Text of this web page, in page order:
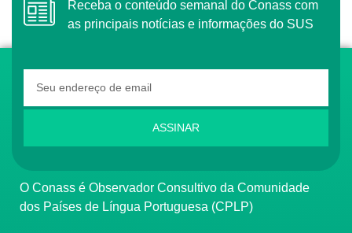
Receba o conteúdo semanal do Conass com
as principais notícias e informações do SUS
ASSINAR
O Conass é Observador Consultivo da Comunidade
dos Países de Língua Portuguesa (CPLP)